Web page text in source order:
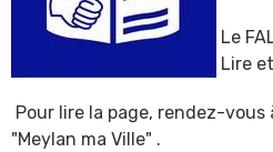
Le
Lire
Pour lire la page, rendez-vous
"Meylan ma Ville" .